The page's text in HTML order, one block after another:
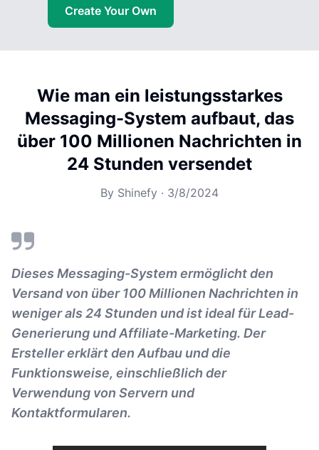
Create Your Own
Wie man ein leistungsstarkes
Messaging-System aufbaut, das
über 100 Millionen Nachrichten in
24 Stunden versendet
By Shinefy · 3/8/2024
Dieses Messaging-System ermöglicht den
Versand von über 100 Millionen Nachrichten in
weniger als 24 Stunden und ist ideal für Lead-
Generierung und Affiliate-Marketing. Der
Ersteller erklärt den Aufbau und die
Funktionsweise, einschließlich der
Verwendung von Servern und
Kontaktformularen.